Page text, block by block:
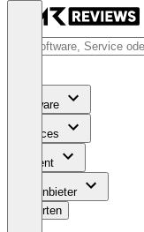
Software
Services
Content
Für Anbieter
Bewerten